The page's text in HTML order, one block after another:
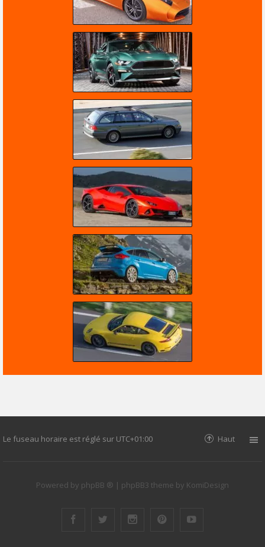
Le fuseau horaire est réglé sur UTC+01:00 Haut
Powered by phpBB ® | phpBB3 theme by KomiDesign